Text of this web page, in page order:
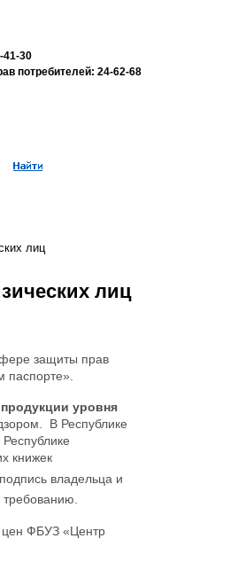
41-30
потребителей: 24-62-68
лиц
лиц
защиты прав
паспорте».
уровня
В Республике
книжек
владельца и
требованию.
цен ФБУЗ «Центр